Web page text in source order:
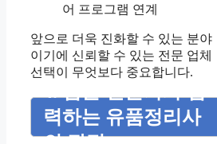
어 프로그램 연계
앞으로 더욱 진화할 수 있는 분야
이기에 신뢰할 수 있는 전문 업체
선택이 무엇보다 중요합니다.
력하는 유품정리사